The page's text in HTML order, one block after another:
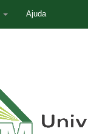
Ajuda